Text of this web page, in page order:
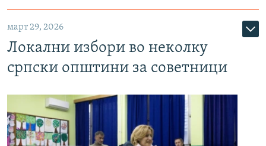
март 29, 2026
Локални избори во неколку
српски општини за советници